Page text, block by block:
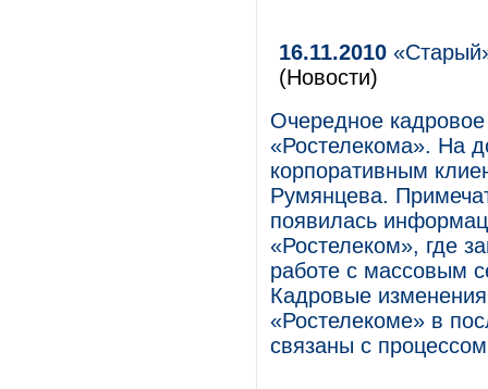
16.11.2010
(Новости)
Очередное
«Ростелекома». На
корпоративным
Румянцева.
появилась
«Ростелеком», где
работе с массовым
Кадровые
«Ростелекоме» в
связаны с